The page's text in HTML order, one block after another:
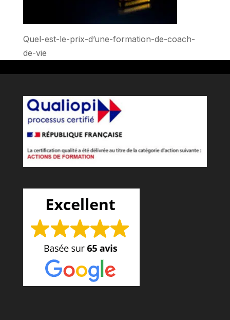
Quel-est-le-prix-d’une-formation-de-coach-
de-vie